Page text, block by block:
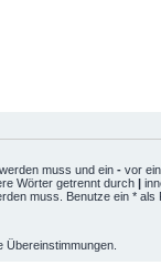
muss und ein - vor
Wörter getrennt durch |
muss. Benutze ein * als
Übereinstimmungen.